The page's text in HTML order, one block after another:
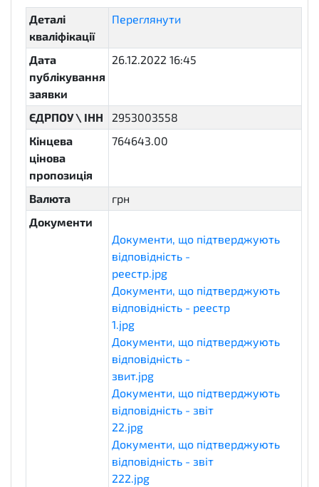
Деталі
кваліфікації
Переглянути
Дата
публікування
заявки
26.12.2022 16:45
ЄДРПОУ \ ІНН
2953003558
Кінцева
цінова
пропозиція
764643.00
Валюта
грн
Документи
Документи, що підтверджують
відповідність -
реестр.jpg
Документи, що підтверджують
відповідність - реестр
1.jpg
Документи, що підтверджують
відповідність -
звит.jpg
Документи, що підтверджують
відповідність - звіт
22.jpg
Документи, що підтверджують
відповідність - звіт
222.jpg